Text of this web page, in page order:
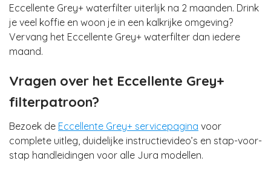
Eccellente Grey+ waterfilter uiterlijk na 2 maanden. Drink
je veel koffie en woon je in een kalkrijke omgeving?
Vervang het Eccellente Grey+ waterfilter dan iedere
maand.
Vragen over het Eccellente Grey+
filterpatroon?
Bezoek de Eccellente Grey+ servicepagina voor
complete uitleg, duidelijke instructievideo’s en stap-voor-
stap handleidingen voor alle Jura modellen.